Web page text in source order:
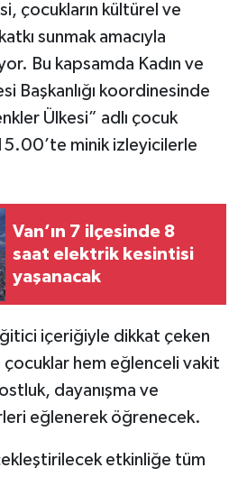
çocukların kültürel ve
sunmak amacıyla
Bu kapsamda Kadın ve
Başkanlığı koordinesinde
Ülkesi” adlı çocuk
minik izleyicilerle
Van’ın 7 ilçesinde 8
saat elektrik kesintisi
yaşanacak
içeriğiyle dikkat çeken
hem eğlenceli vakit
dayanışma ve
eğlenerek öğrenecek.
etkinliğe tüm